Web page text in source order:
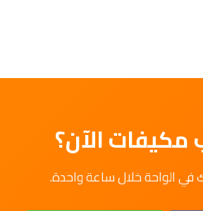
مكيفات الآن؟
في الواحة خلال ساعة واحدة.